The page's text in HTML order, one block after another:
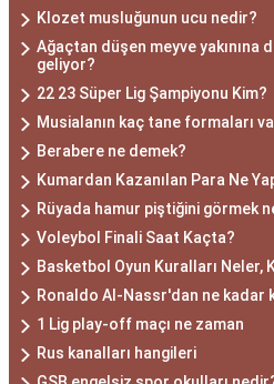
Klozet musluğunun ucu nedir?
Ağaçtan düşen meyve yakınına
geliyor?
22 23 Süper Lig Şampiyonu Kim?
Musialanın kaç tane formaları
Berabere ne demek?
Kumardan Kazanılan Para Ne
Rüyada hamur piştiğini görmek
Voleybol Finali Saat Kaçta?
Basketbol Oyun Kuralları Neler,
Ronaldo Al-Nassr'dan ne kadar
1 Lig play-off maçı ne zaman
Rus kanalları hangileri